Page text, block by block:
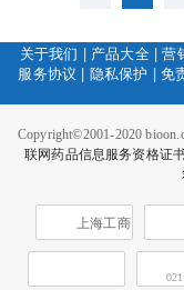
关于我们 | 产品大全|营
服务协议 | 隐私保护 |免
Copyright©2001-2020
联网药品信息服务资格证
上海工商